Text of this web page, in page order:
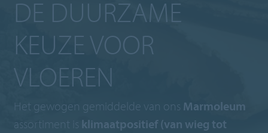
DE DUURZAME
KEUZE VOOR
VLOEREN
Het gewogen gemiddelde van ons Marmoleum
assortiment is klimaatpositief (van wieg tot